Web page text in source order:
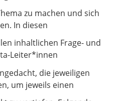
zu machen und sich
In diesen
inhaltlichen Frage- und
Leiter*innen
die jeweiligen
um jeweils einen